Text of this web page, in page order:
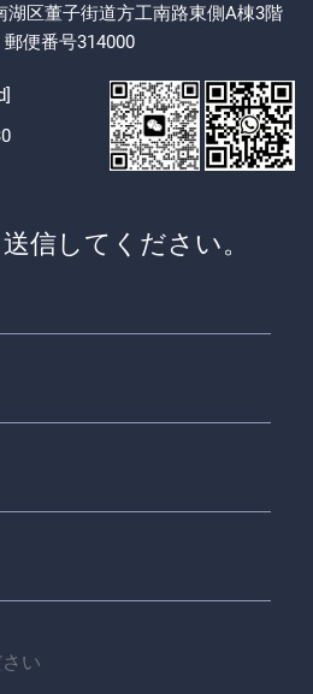
湖区董子街道方工南路東側A棟3階
郵便番号314000
信してください。